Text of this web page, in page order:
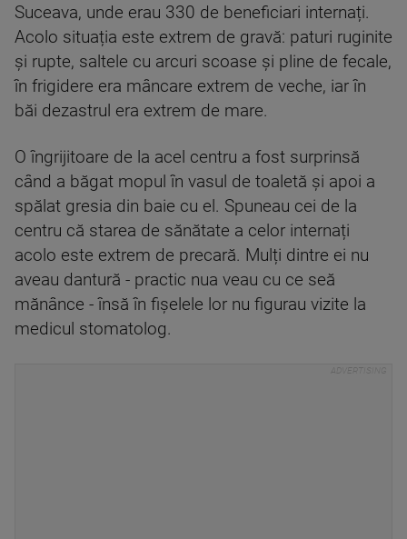
Suceava, unde erau 330 de beneficiari internați.
Acolo situația este extrem de gravă: paturi ruginite
și rupte, saltele cu arcuri scoase și pline de fecale,
în frigidere era mâncare extrem de veche, iar în
băi dezastrul era extrem de mare.
O îngrijitoare de la acel centru a fost surprinsă
când a băgat mopul în vasul de toaletă și apoi a
spălat gresia din baie cu el. Spuneau cei de la
centru că starea de sănătate a celor internați
acolo este extrem de precară. Mulți dintre ei nu
aveau dantură - practic nua veau cu ce seă
mănânce - însă în fișelele lor nu figurau vizite la
medicul stomatolog.